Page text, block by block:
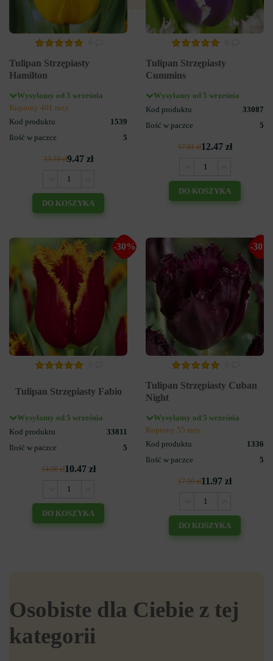
Tulipan Strzępiasty
Hamilton
Wysyłamy od 5 września
Kupiony 401 razy
Kod produktu
1539
Ilość w paczce
5
13.53 zł9.47 zł
DO KOSZYKA
Tulipan Strzępiasty
Cummins
Wysyłamy od 5 września
Kod produktu
33087
Ilość w paczce
5
17.81 zł12.47 zł
DO KOSZYKA
-30%
Tulipan Strzępiasty Fabio
Wysyłamy od 5 września
Kod produktu
33811
Ilość w paczce
5
14.96 zł10.47 zł
DO KOSZYKA
-30%
Tulipan Strzępiasty Cuban
Night
Wysyłamy od 5 września
Kupiony 55 razy
Kod produktu
1336
Ilość w paczce
5
17.10 zł11.97 zł
DO KOSZYKA
Osobiste dla Ciebie z tej
kategorii